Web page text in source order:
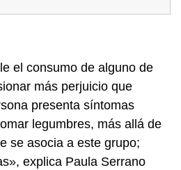
el consumo de alguno de
más perjuicio que
presenta síntomas
legumbres, más allá de
se asocia a este grupo;
explica Paula Serrano